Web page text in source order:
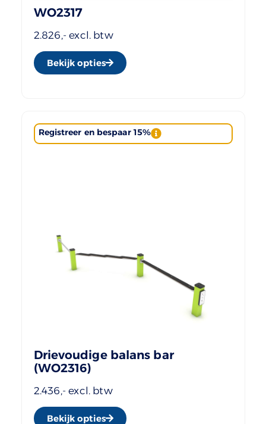
WO2317
2.826,- excl. btw
Bekijk opties
Registreer en bespaar 15%
Drievoudige balans bar
(WO2316)
2.436,- excl. btw
Bekijk opties